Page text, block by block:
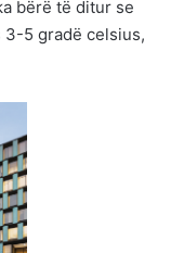
bërë të ditur se
5 gradë celsius,